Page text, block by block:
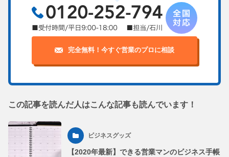
完全無料！今すぐ営業のプロに相談
この記事を読んだ人はこんな記事も読んでいます！
ビジネスグッズ
【2020年最新】できる営業マンのビジネス手帳